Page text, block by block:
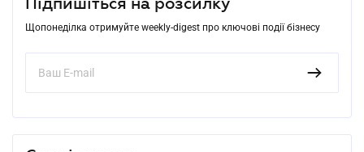
Щопонеділка отримуйте weekly-digest про ключові події бізнесу